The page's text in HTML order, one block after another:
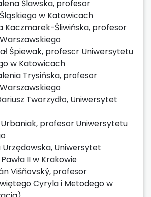
Ślawska, profesor
w Katowicach
Kaczmarek-Śliwińska, profesor
Śpiewak, profesor Uniwersytetu
w Katowicach
Trysińska, profesor
Tworzydło, Uniwersytet
Urbaniak, profesor Uniwersytetu
Uniwersytet
II w Krakowie
Višňovský, profesor
Cyryla i Metodego w